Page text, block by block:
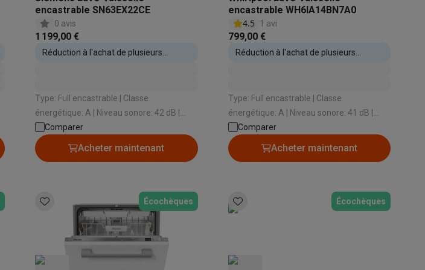
encastrable SN63EX22CE
0 avis
1 199,00 €
Réduction à l'achat de plusieurs
Type: Full encastrable | Classe
énergétique: A | Niveau sonore: 42 dB |
Type de système de séchage: Échangeur
Comparer
Acheter maintenant
encastrable WH6IA14BN7A0
4.5
1 avi
799,00 €
Réduction à l'achat de plusieurs
Type: Full encastrable | Classe
énergétique: A | Niveau sonore: 41 dB |
Type de système de séchage: Airdry
Comparer
Acheter maintenant
Écochèques Écochèques